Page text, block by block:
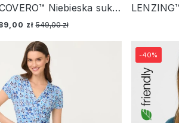
LENZING™ ECOVERO™ Niebieska sukienka z roślinnym wzorem – Ciao Amore
zł 549,00 zł
-40%